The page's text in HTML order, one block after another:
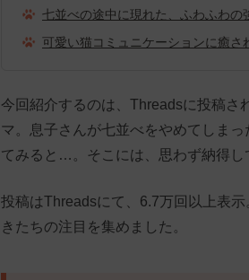
七並べの途中に現れた、ふわふわの
可愛い猫コミュニケーションに癒さ
今回紹介するのは、Threadsに投稿さ
マ。息子さんが七並べをやめてしま
てみると…。そこには、思わず納得し
投稿はThreadsにて、6.7万回以上表
きたちの注目を集めました。